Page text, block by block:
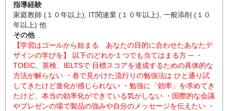
指導経験
家庭教師 (１０年以上), IT関連業 (１０年以上), 一般添削 (１０
年以上) 他
その他
【学習はゴールから始まる あなたの目的に合わせたあなたデ
ザインの学びを】 以下のどれか１つでも当てはまる方 ─ ・
TOEIC、英検、IELTSで 目標スコアを達成するための具体的な
方法が解らない ・巷で見かけた流行りの勉強法は ひと通り試
してきたけど進化が感じられない ・勉強に「効率」を求めてき
たけど、本当の効率化ができている気がしない ・国際的な会議
やプレゼンの場で製品の強みや自分のメッセージを伝えたい ・